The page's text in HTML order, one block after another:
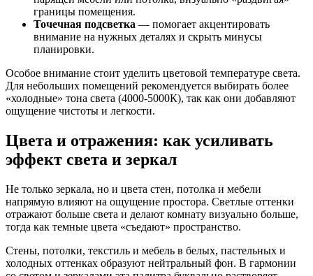
границы помещения.
Точечная подсветка — помогает акцентировать
внимание на нужных деталях и скрыть минусы
планировки.
Особое внимание стоит уделить цветовой температуре света.
Для небольших помещений рекомендуется выбирать более
«холодные» тона света (4000-5000К), так как они добавляют
ощущение чистоты и легкости.
Цвета и отражения: как усиливать
эффект света и зеркал
Не только зеркала, но и цвета стен, потолка и мебели
напрямую влияют на ощущение простора. Светлые оттенки
отражают больше света и делают комнату визуально больше,
тогда как темные цвета «съедают» пространство.
Стены, потолки, текстиль и мебель в белых, пастельных и
холодных оттенках образуют нейтральный фон. В гармонии